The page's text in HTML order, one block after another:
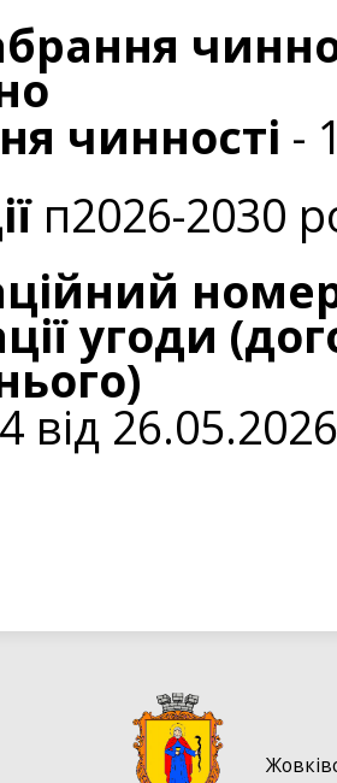
чинності -
п2026-2030
угоди
від